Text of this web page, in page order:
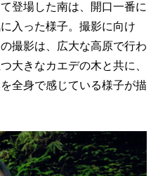
登場した南は、開口一番に
入った様子。撮影に向け
撮影は、広大な高原で行わ
大きなカエデの木と共に、
全身で感じている様子が描